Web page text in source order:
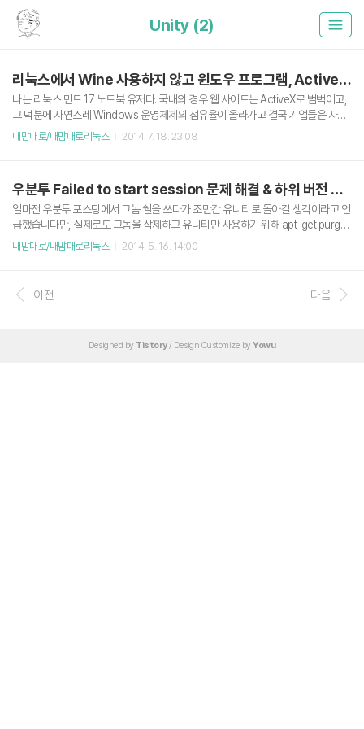
Unity (2)
리눅스에서 Wine 사용하지 않고 윈도우 프로그램, ActiveX 실행하기
나는 리눅스 민트 17 노트북 유저다. 국내의 경우 웹 사이트는 ActiveX로 범벅이고,
그 덕분에 자연스레 Windows 운영체제의 점유율이 올라가고 결국 기업들은 자사
의 프로그램을 Windows용으로 내놓지 Linux 용으로는 출시를 안하게 된다. (그나
결국 다음 한가지 방법으로 귀결되었다. 위 스크린샷은 리눅스 민트 17에서 VMwar
e의 Unity(관련 동영상)란 기능을 사용한 것이다. 스크린 샷의 카카오톡, 윈도우 익
스플로러는 마치 리눅스에서 ..
내맘대로/내맘대로리눅스 2014. 7. 18. 23:08
우분투 Failed to start session 문제 해결 & 하위 버전 패키지 설치
얼마전 우분투 포스팅에서 그놈 쉘을 쓰다가 조만간 유니티로 돌아갈 생각이라고 언
급했습니다만, 실제로도 그놈을 삭제하고 유니티만 사용하기 위해 apt-get purge
gnome-shell gnome* 명령어를 실행했다가 유니티까지 날아가는 불상사가 발생
move나 autoremove 옵션 쓰세요. ㅜㅜ) 멘탈의 붕괴. 해결법은 다음과 같습니다.
저는 바로 유니티를 재설치하도록 하겠습니다.우선 저렇게 먹통이 된 화면에서 Ctrl
내맘대로/내맘대로리눅스 2014. 5. 16. 14:00
이전 다음
Designed by Tistory/ Design Customize by Yowu